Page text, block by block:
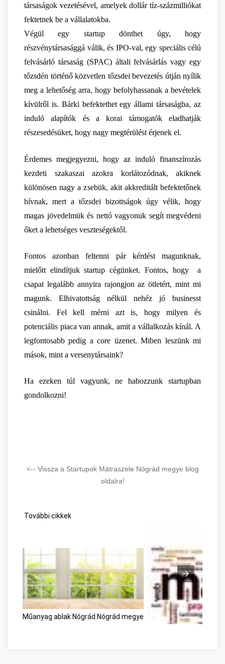
társaságok vezetésével, amelyek dollár tíz-százmilliókat
fektetnek be a vállalatokba.
Végül egy startup dönthet úgy, hogy
részvénytársasággá válik, és IPO-val, egy speciális célú
felvásárló társaság (SPAC) általi felvásárlás vagy egy
tőzsdén történő közvetlen tőzsdei bevezetés útján nyílik
meg a lehetőség arra, hogy befolyhassanak a bevételek
kívülről is. Bárki befektethet egy állami társaságba, az
induló alapítók és a korai támogatók eladhatják
részesedésüket, hogy nagy megtérülést érjenek el.
Érdemes megjegyezni, hogy az induló finanszírozás
kezdeti szakaszai azokra korlátozódnak, akiknek
különösen nagy a zsebük, akit akkreditált befektetőnek
hívnak, mert a tőzsdei bizottságok úgy vélik, hogy
magas jövedelmük és nettó vagyonuk segít megvédeni
őket a lehetséges veszteségektől.
Fontos azonban feltenni pár kérdést magunknak,
mielőtt elindítjuk startup cégünket. Fontos, hogy  a
csapat legalább annyira rajongjon az ötletért, mint mi
magunk. Elhivatottság nélkül nehéz jó businesst
csinálni. Fel kell mérni azt is, hogy milyen és
potenciális piaca van annak, amit a vállalkozás kínál. A
legfontosabb pedig a core üzenet. Miben leszünk mi
mások, mint a versenytársaink?
Ha ezeken túl vagyunk, ne habozzunk startupban
gondolkozni!
<-- Vissza a Startupok Mátraszele Nógrád megye blog
oldalra!
További cikkek
Műanyag ablak Nógrád Nógrád megye